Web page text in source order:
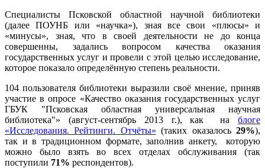
Специалисты Псковской областной научной библиотеки
(далее ПОУНБ или «научка»), зная все свои «плюсы» и
«минусы», зная, что в своей деятельности не до конца
совершенны, задались вопросом качества оказания
государственных услуг и провели с этой целью исследование,
которое показало определённую степень реальности.
104 пользователя библиотеки выразили своё мнение, приняв
участие в опросе «Качество оказания государственных услуг
ГБУК "Псковская областная универсальная научная
библиотека"» (август-сентябрь 2013 г.), как
наблоге
«Исследования. Рейтинги. Отчёты» (таких оказалось29%),
так и в традиционном формате, заполнив анкету,
которую
можно было взять во всех отделах обслуживания (так
поступили 71% респондентов).